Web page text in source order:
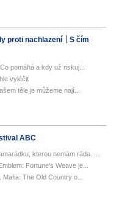
proti nachlazení
S čím
pomáhá a kdy už riskuj...
vyléčit
těle je můžeme nají...
ABC
kterou nemám ráda. ...
Fortune's Weave je...
The Old Country o...